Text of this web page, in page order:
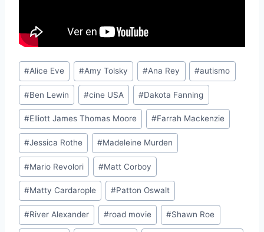
Etiquetas
de
la
entrada:
#Alice Eve #Amy Tolsky #Ana Rey #autismo
#Ben Lewin #cine USA #Dakota Fanning
#Elliott James Thomas Moore #Farrah Mackenzie
#Jessica Rothe #Madeleine Murden
#Mario Revolori #Matt Corboy
#Matty Cardarople #Patton Oswalt
#River Alexander #road movie #Shawn Roe